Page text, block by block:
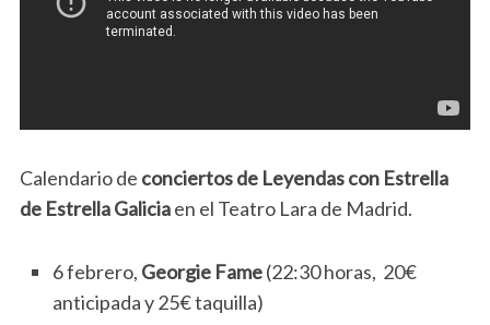
Calendario de conciertos de Leyendas con Estrella
de Estrella Galiciaen el Teatro Lara de Madrid.
6 febrero, Georgie Fame(22:30 horas, 20€
anticipada y 25€ taquilla)